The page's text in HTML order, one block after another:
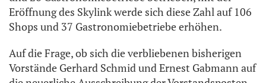
Eröffnung des Skylink werde sich diese Zahl auf 106
Shops und 37 Gastronomiebetriebe erhöhen.
Auf die Frage, ob sich die verbliebenen bisherigen
Vorstände Gerhard Schmid und Ernest Gabmann auf